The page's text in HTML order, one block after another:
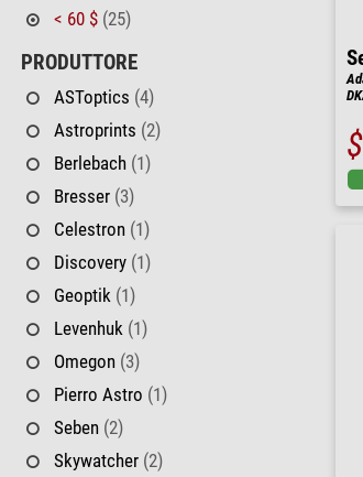
< 60 $ (25)
PRODUTTORE
ASToptics (4)
Astroprints (2)
Berlebach (1)
Bresser (3)
Celestron (1)
Discovery (1)
Geoptik (1)
Levenhuk (1)
Omegon (3)
Pierro Astro (1)
Seben (2)
Skywatcher (2)